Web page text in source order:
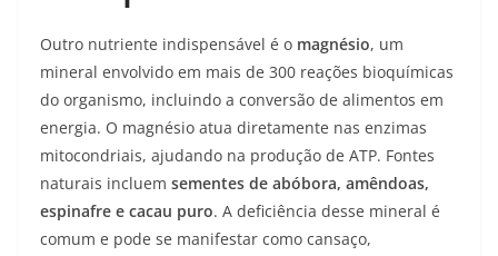
Outro nutriente indispensável é o magnésio, um
mineral envolvido em mais de 300 reações bioquímicas
do organismo, incluindo a conversão de alimentos em
energia. O magnésio atua diretamente nas enzimas
mitocondriais, ajudando na produção de ATP. Fontes
naturais incluem sementes de abóbora, amêndoas,
espinafre e cacau puro. A deficiência desse mineral é
comum e pode se manifestar como cansaço,